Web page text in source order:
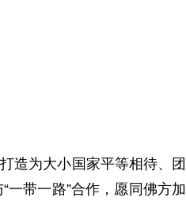
造为大小国家平等相待、团
带一路”合作，愿同佛方加